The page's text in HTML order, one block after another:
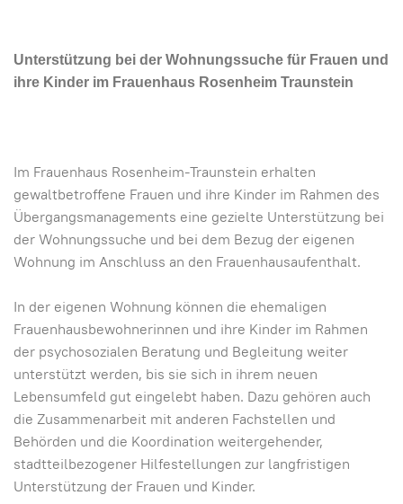
Unterstützung bei der Wohnungssuche für Frauen und
ihre Kinder im Frauenhaus Rosenheim Traunstein
Im Frauenhaus Rosenheim-Traunstein erhalten
gewaltbetroffene Frauen und ihre Kinder im Rahmen des
Übergangsmanagements eine gezielte Unterstützung bei
der Wohnungssuche und bei dem Bezug der eigenen
Wohnung im Anschluss an den Frauenhausaufenthalt.
In der eigenen Wohnung können die ehemaligen
Frauenhausbewohnerinnen und ihre Kinder im Rahmen
der psychosozialen Beratung und Begleitung weiter
unterstützt werden, bis sie sich in ihrem neuen
Lebensumfeld gut eingelebt haben. Dazu gehören auch
die Zusammenarbeit mit anderen Fachstellen und
Behörden und die Koordination weitergehender,
stadtteilbezogener Hilfestellungen zur langfristigen
Unterstützung der Frauen und Kinder.